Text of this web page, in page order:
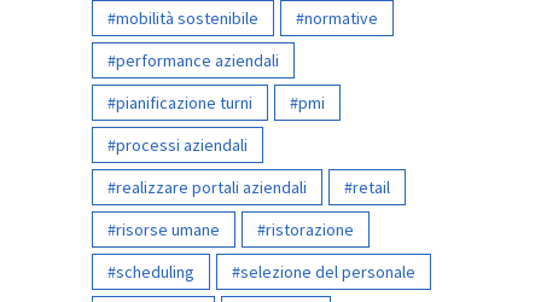
mobilità sostenibile
normative
performance aziendali
pianificazione turni
pmi
processi aziendali
realizzare portali aziendali
retail
risorse umane
ristorazione
scheduling
selezione del personale